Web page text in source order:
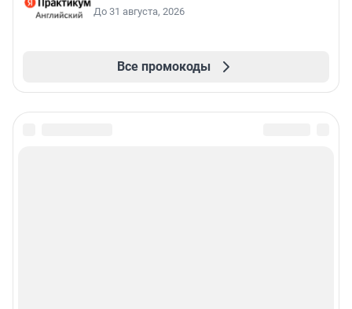
До 31 августа, 2026
Все промокоды